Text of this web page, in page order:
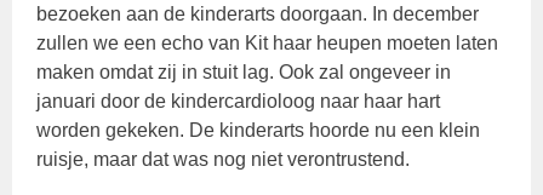
bezoeken aan de kinderarts doorgaan. In december
zullen we een echo van Kit haar heupen moeten laten
maken omdat zij in stuit lag. Ook zal ongeveer in
januari door de kindercardioloog naar haar hart
worden gekeken. De kinderarts hoorde nu een klein
ruisje, maar dat was nog niet verontrustend.